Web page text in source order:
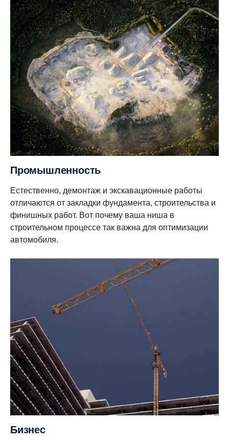
Промышленность
Естественно, демонтаж и экскавационные работы
отличаются от закладки фундамента, строительства и
финишных работ. Вот почему ваша ниша в
строительном процессе так важна для оптимизации
автомобиля.
Бизнес